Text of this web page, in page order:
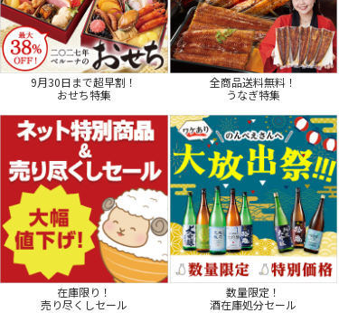
9月30日まで超早割！
おせち特集
全商品送料無料！
うなぎ特集
在庫限り！
売り尽くしセール
数量限定！
酒在庫処分セール